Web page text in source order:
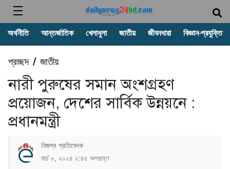
অর্থনীতি আন্তর্জাতিক খেলাধুলা জাতীয় জীবনধারা বিজ্ঞান-প্রযুক্তি
প্রচ্ছদ/ জাতীয়
নারী পুরুষের সমান অংশগ্রহণ
প্রয়োজন, দেশের সার্বিক উন্নয়নে :
প্রধানমন্ত্রী
নিজস্ব প্রতিবেদক
মার্চ ৮, ২০২৪ ২:৪৫ অপরাহ্ণ